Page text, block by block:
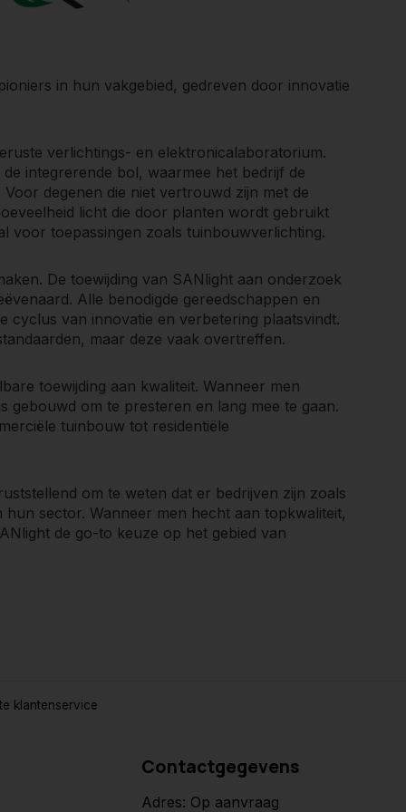
in hun vakgebied, gedreven door innovatie
verlichtings- en elektronicalaboratorium.
integrerende bol, waarmee het bedrijf de
degenen die niet vertrouwd zijn met de
licht die door planten wordt gebruikt
voor toepassingen zoals tuinbouwverlichting.
De toewijding van SANlight aan onderzoek
Alle benodigde gereedschappen en
cyclus van innovatie en verbetering plaatsvindt.
maar deze vaak overtreffen.
toewijding aan kwaliteit. Wanneer men
gebouwd om te presteren en lang mee te gaan.
tuinbouw tot residentiële
om te weten dat er bedrijven zijn zoals
sector. Wanneer men hecht aan topkwaliteit,
de go-to keuze op het gebied van
klantenservice
Contactgegevens
Adres: Op aanvraag